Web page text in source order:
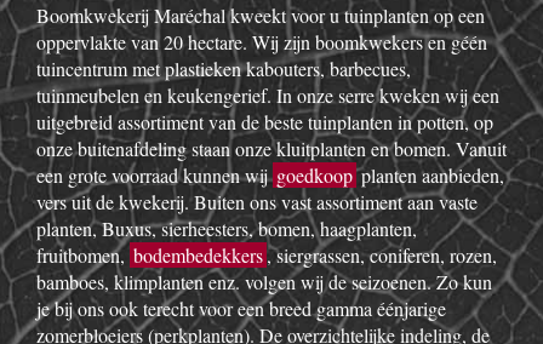
Boomkwekerij Maréchal kweekt voor u tuinplanten op een
oppervlakte van 20 hectare. Wij zijn boomkwekers en géén
tuincentrum met plastieken kabouters, barbecues,
tuinmeubelen en keukengerief. In onze serre kweken wij een
uitgebreid assortiment van de beste tuinplanten in potten, op
onze buitenafdeling staan onze kluitplanten en bomen. Vanuit
een grote voorraad kunnen wijgoedkoopplanten aanbieden,
vers uit de kwekerij. Buiten ons vast assortiment aan vaste
planten, Buxus, sierheesters, bomen, haagplanten,
fruitbomen, bodembedekkers, siergrassen, coniferen, rozen,
bamboes, klimplanten enz. volgen wij de seizoenen. Zo kun
je bij ons ook terecht voor een breed gamma éénjarige
zomerbloeiers (perkplanten). De overzichtelijke indeling, de